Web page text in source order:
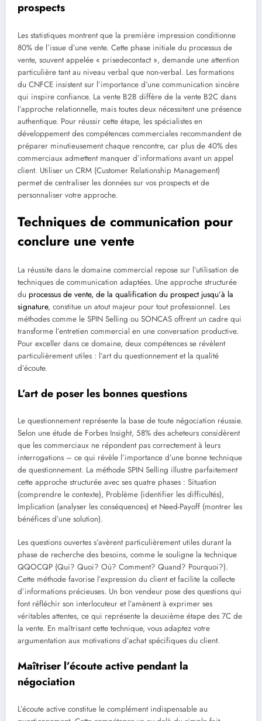
prospects
Les statistiques montrent que la première impression conditionne
80% de l’issue d’une vente. Cette phase initiale du processus de
vente, souvent appelée « prisedecontact », demande une attention
particulière tant au niveau verbal que non-verbal. Les formations
du CNFCE insistent sur l’importance d’une communication sincère
qui inspire confiance. La vente B2B diffère de la vente B2C dans
l’approche relationnelle, mais toutes deux nécessitent une présence
authentique. Pour réussir cette étape, les spécialistes en
développement des compétences commerciales recommandent de
préparer minutieusement chaque rencontre, car plus de 40% des
commerciaux admettent manquer d’informations avant un appel
client. Utiliser un CRM (Customer Relationship Management)
permet de centraliser les données sur vos prospects et de
personnaliser votre approche.
Techniques de communication pour
conclure une vente
La réussite dans le domaine commercial repose sur l’utilisation de
techniques de communication adaptées. Une approche structurée
du processus de vente, de la qualification du prospect jusqu’à la
signature, constitue un atout majeur pour tout professionnel. Les
méthodes comme le SPIN Selling ou SONCAS offrent un cadre qui
transforme l’entretien commercial en une conversation productive.
Pour exceller dans ce domaine, deux compétences se révèlent
particulièrement utiles : l’art du questionnement et la qualité
d’écoute.
L’art de poser les bonnes questions
Le questionnement représente la base de toute négociation réussie.
Selon une étude de Forbes Insight, 58% des acheteurs considèrent
que les commerciaux ne répondent pas correctement à leurs
interrogations – ce qui révèle l’importance d’une bonne technique
de questionnement. La méthode SPIN Selling illustre parfaitement
cette approche structurée avec ses quatre phases : Situation
(comprendre le contexte), Problème (identifier les difficultés),
Implication (analyser les conséquences) et Need-Payoff (montrer les
bénéfices d’une solution).
Les questions ouvertes s’avèrent particulièrement utiles durant la
phase de recherche des besoins, comme le souligne la technique
QQOCQP (Qui? Quoi? Où? Comment? Quand? Pourquoi?).
Cette méthode favorise l’expression du client et facilite la collecte
d’informations précieuses. Un bon vendeur pose des questions qui
font réfléchir son interlocuteur et l’amènent à exprimer ses
véritables attentes, ce qui représente la deuxième étape des 7C de
la vente. En maîtrisant cette technique, vous adaptez votre
argumentation aux motivations d’achat spécifiques du client.
Maîtriser l’écoute active pendant la
négociation
L’écoute active constitue le complément indispensable au